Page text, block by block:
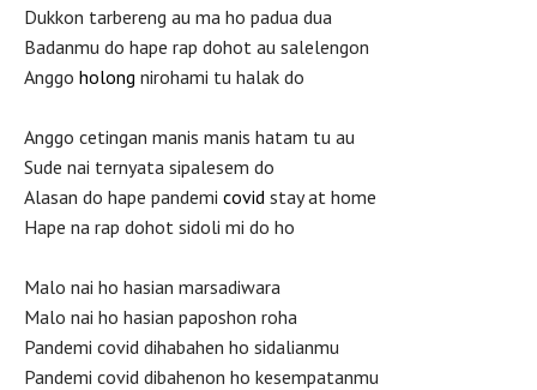
Dukkon tarbereng au ma ho padua dua
Badanmu do hape rap dohot au salelengon
Anggo holong nirohami tu halak do
Anggo cetingan manis manis hatam tu au
Sude nai ternyata sipalesem do
Alasan do hape pandemi covid stay at home
Hape na rap dohot sidoli mi do ho
Malo nai ho hasian marsadiwara
Malo nai ho hasian paposhon roha
Pandemi covid dihabahen ho sidalianmu
Pandemi covid dibahenon ho kesempatanmu